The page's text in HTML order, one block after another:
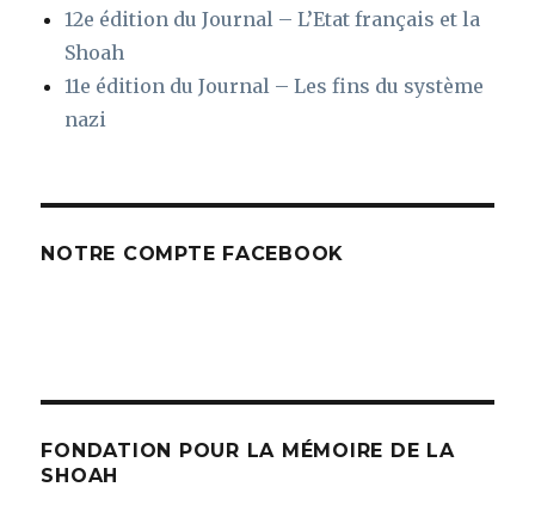
12e édition du Journal – L’Etat français et la
Shoah
11e édition du Journal – Les fins du système
nazi
NOTRE COMPTE FACEBOOK
FONDATION POUR LA MÉMOIRE DE LA
SHOAH